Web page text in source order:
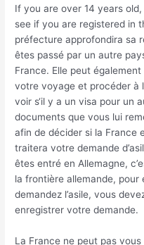
If you are over 14 years
see if you are registered in
préfecture approfondira sa
êtes passé par un autre
France. Elle peut
votre voyage et procéder à
voir s‘il y a un visa pour un
documents que vous lui
afin de décider si la France
traitera votre demande
êtes entré en Allemagne,
la frontière allemande,
demandez l’asile, vous
enregistrer votre demande.
La France ne peut pas